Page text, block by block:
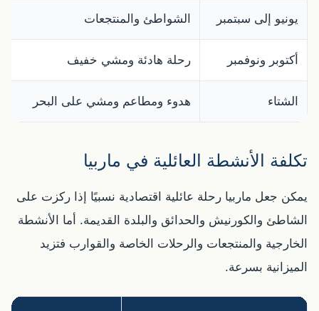
يونيو إلى سبتمبر الشواطئ والمنتجعات
أكتوبر ونوفمبر رحلة هادئة ومشي خفيف
الشتاء هدوء ومطاعم ومشي على البحر
تكلفة الأنشطة العائلية في ماربيا
يمكن جعل ماربيا رحلة عائلية اقتصادية نسبيًا إذا ركزت على
الشاطئ والكورنيش والحدائق والبلدة القديمة. أما الأنشطة
الخارجية والمنتجعات والرحلات الخاصة والقوارب فتزيد
الميزانية بسرعة.